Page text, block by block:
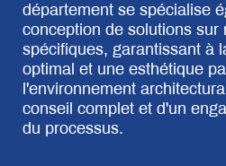
département se spécialise
conception de solutions sur
spécifiques, garantissant à
optimal et une esthétique
l'environnement
conseil complet et d'un
du processus.